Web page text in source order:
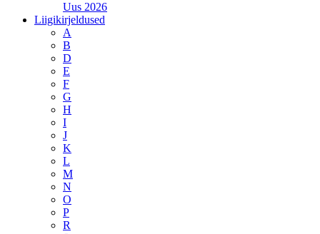
Uus 2026
Liigikirjeldused
A
B
D
E
F
G
H
I
J
K
L
M
N
O
P
R